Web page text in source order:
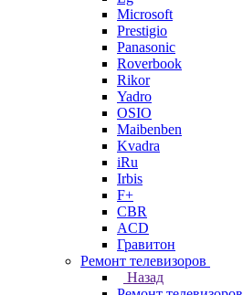
Microsoft
Prestigio
Panasonic
Roverbook
Rikor
Yadro
OSIO
Maibenben
Kvadra
iRu
Irbis
F+
CBR
ACD
Гравитон
Ремонт телевизоров
Назад